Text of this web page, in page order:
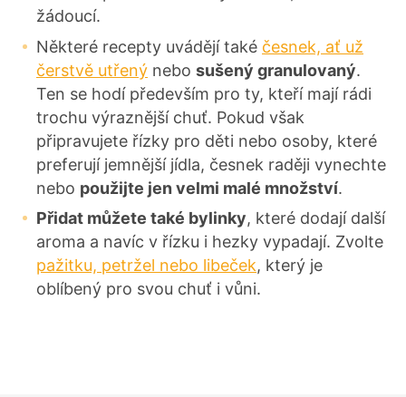
žádoucí.
Některé recepty uvádějí také česnek, ať už
čerstvě utřený nebo sušený granulovaný.
Ten se hodí především pro ty, kteří mají rádi
trochu výraznější chuť. Pokud však
připravujete řízky pro děti nebo osoby, které
preferují jemnější jídla, česnek raději vynechte
nebo použijte jen velmi malé množství.
Přidat můžete také bylinky, které dodají další
aroma a navíc v řízku i hezky vypadají. Zvolte
pažitku, petržel nebo libeček, který je
oblíbený pro svou chuť i vůni.